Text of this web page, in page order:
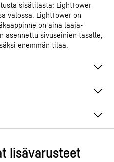
sisätilasta: LightTower
valossa. LightTower on
on aina laaja-
asennettu sivuseinien tasalle,
enemmän tilaa.
lisävarusteet